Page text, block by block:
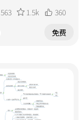
563 1.5k
360
免费